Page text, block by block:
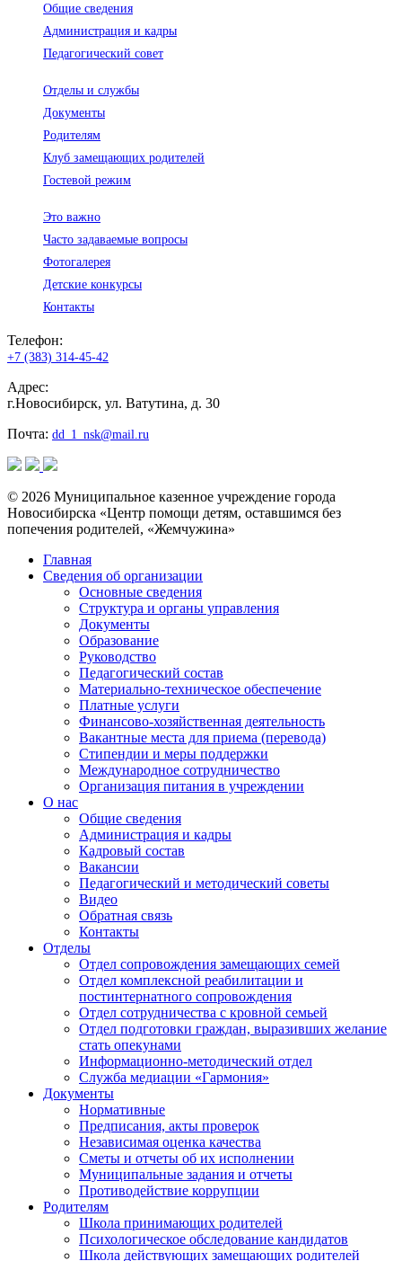
Общие сведения
Администрация и кадры
Педагогический совет
Отделы и службы
Документы
Родителям
Клуб замещающих родителей
Гостевой режим
Это важно
Часто задаваемые вопросы
Фотогалерея
Детские конкурсы
Контакты
Телефон:
+7 (383) 314-45-42
Адрес:
г.Новосибирск, ул. Ватутина, д. 30
Почта: dd_1_nsk@mail.ru
© 2026 Муниципальное казенное учреждение города
Новосибирска «Центр помощи детям, оставшимся без
попечения родителей, «Жемчужина»
Главная
Сведения об организации
Основные сведения
Структура и органы управления
Документы
Образование
Руководство
Педагогический состав
Материально-техническое обеспечение
Платные услуги
Финансово-хозяйственная деятельность
Вакантные места для приема (перевода)
Стипендии и меры поддержки
Международное сотрудничество
Организация питания в учреждении
О нас
Общие сведения
Администрация и кадры
Кадровый состав
Вакансии
Педагогический и методический советы
Видео
Обратная связь
Контакты
Отделы
Отдел сопровождения замещающих семей
Отдел комплексной реабилитации и
постинтернатного сопровождения
Отдел сотрудничества с кровной семьей
Отдел подготовки граждан, выразивших желание
стать опекунами
Информационно-методический отдел
Служба медиации «Гармония»
Документы
Нормативные
Предписания, акты проверок
Независимая оценка качества
Сметы и отчеты об их исполнении
Муниципальные задания и отчеты
Противодействие коррупции
Родителям
Школа принимающих родителей
Психологическое обследование кандидатов
Школа действующих замещающих родителей